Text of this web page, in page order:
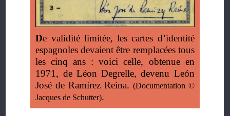
De validité limitée, les cartes d’identité
espagnoles devaient être remplacées tous
les cinq ans : voici celle, obtenue en
1971, de Léon Degrelle, devenu León
José de Ramírez Reina. (Documentation ©
Jacques de Schutter).